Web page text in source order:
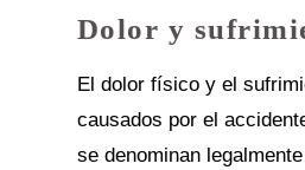
Dolor y
El dolor físico y el
causados por el
se denominan